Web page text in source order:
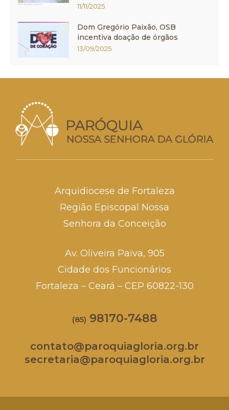
11/11/2025
Dom Gregório Paixão, OSB
incentiva doação de órgãos
13/09/2025
Arquidiocese de Fortaleza
Região Episcopal Nossa
Senhora da Conceição
Av. Oliveira Paiva, 905
Cidade dos Funcionários
Fortaleza – Ceará – CEP 60822-130
(85) 98170-7488
contato@paroquiagloria.org.br
secretaria@paroquiagloria.org.br